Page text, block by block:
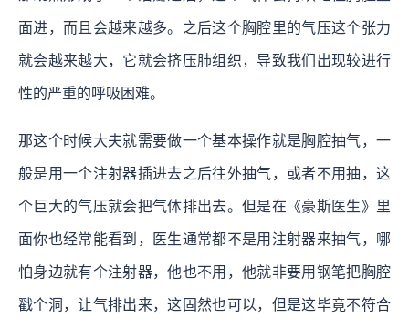
面进，而且会越来越多。之后这个胸腔里的气压这个张力
就会越来越大，它就会挤压肺组织，导致我们出现较进行
性的严重的呼吸困难。
那这个时候大夫就需要做一个基本操作就是胸腔抽气，一
般是用一个注射器插进去之后往外抽气，或者不用抽，这
个巨大的气压就会把气体排出去。但是在《豪斯医生》里
面你也经常能看到，医生通常都不是用注射器来抽气，哪
怕身边就有个注射器，他也不用，他就非要用钢笔把胸腔
戳个洞，让气排出来，这固然也可以，但是这毕竟不符合